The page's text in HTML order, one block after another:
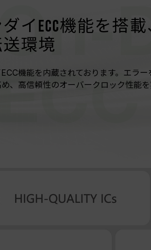
イECC機能を搭
環境
機能を内蔵されております。エラ
、高信頼性のオーバークロック性能